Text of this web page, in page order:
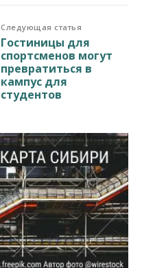
Следующая статья
Гостиницы для
спортсменов могут
превратиться в
кампус для
студентов